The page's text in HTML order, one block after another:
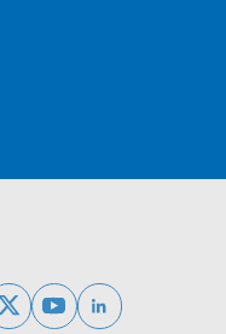
x
youtubelinkedin